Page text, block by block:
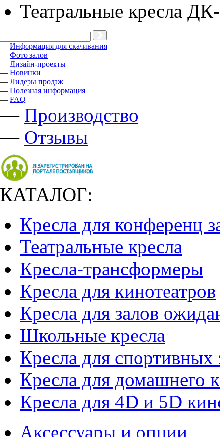
Театральные кресла
— Информация для скачивания
— Фото залов
— Дизайн-проекты
— Новинки
— Лидеры продаж
— Полезная информация
— FAQ
— Производство
— Отзывы
КАТАЛОГ:
Кресла для конференц
Театральные кресла
Кресла-трансформеры
Кресла для кинотеатров
Кресла для залов
Школьные кресла
Кресла для спортивных
Кресла для домашнего
Кресла для 4D и 5D
Аксессуары и опции